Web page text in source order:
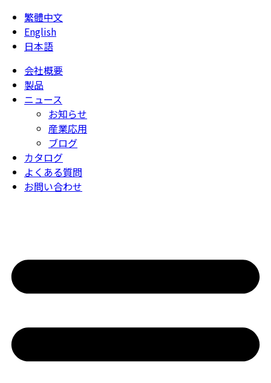
繁體中文
English
日本語
会社概要
製品
ニュース
お知らせ
産業応用
ブログ
カタログ
よくある質問
お問い合わせ